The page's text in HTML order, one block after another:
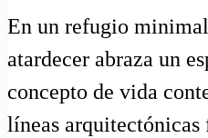
En un refugio
atardecer abraza un
concepto de vida
líneas arquitectónicas